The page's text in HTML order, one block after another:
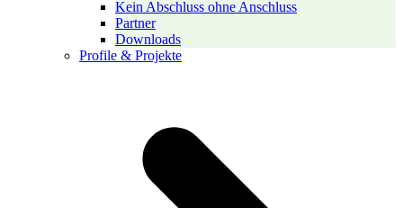
Kein Abschluss ohne Anschluss
Partner
Downloads
Profile & Projekte